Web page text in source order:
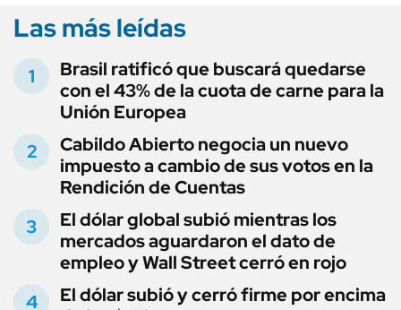
Las más leídas
Brasil ratificó que buscará quedarse
con el 43% de la cuota de carne para la
Unión Europea
Cabildo Abierto negocia un nuevo
impuesto a cambio de sus votos en la
Rendición de Cuentas
El dólar global subió mientras los
mercados aguardaron el dato de
empleo y Wall Street cerró en rojo
El dólar subió y cerró firme por encima